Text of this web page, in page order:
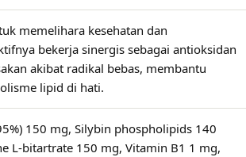
memelihara kesehatan dan
bekerja sinergis sebagai antioksidan
akibat radikal bebas, membantu
lipid di hati.
150 mg, Silybin phospholipids 140
L-bitartrate 150 mg, Vitamin B1 1 mg,